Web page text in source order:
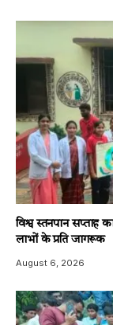
विश्व स्तनपान
लाभों के प्रति जागरूक
August 6, 2026